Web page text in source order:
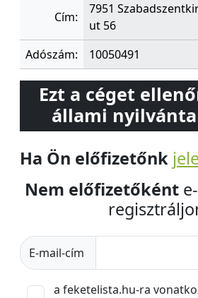
Cím:
7951
ut 56
Adószám:
10050491
Ezt a céget
állami
Ha Ön előfizetőnk
Nem előfizetőként
E-mail-cím
a feketelista.hu-ra